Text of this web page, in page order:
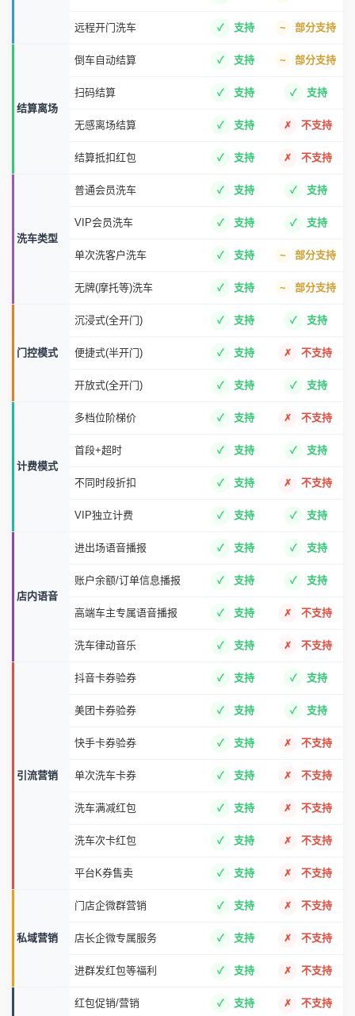
加盟费 不收费 收费
资金到店家账户(不抽成) 到门店 总部沉淀
其他品牌转店到ETCK 支持 不支持
扫码洗车 支持 支持
车牌识别洗车 支持 部分支持
远程开门洗车 支持 部分支持
倒车自动结算 支持 部分支持
扫码结算 支持 支持
无感离场结算 支持 不支持
结算抵扣红包 支持 不支持
普通会员洗车 支持 支持
VIP会员洗车 支持 支持
单次洗客户洗车 支持 部分支持
无牌(摩托等)洗车 支持 部分支持
沉浸式(全开门) 支持 支持
便捷式(半开门) 支持 不支持
开放式(全开门) 支持 支持
多档位阶梯价 支持 不支持
首段+超时 支持 支持
不同时段折扣 支持 不支持
VIP独立计费 支持 支持
进出场语音播报 支持 支持
账户余额/订单信息播报 支持 支持
高端车主专属语音播报 支持 不支持
洗车律动音乐 支持 不支持
引流营销
抖音卡券验券 支持 支持
美团卡券验券 支持 支持
快手卡券验券 支持 不支持
单次洗车卡券 支持 不支持
洗车满减红包 支持 不支持
洗车次卡红包 支持 不支持